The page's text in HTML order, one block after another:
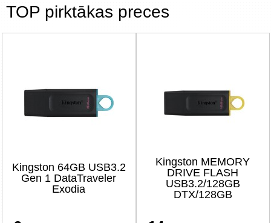
TOP pirktākas preces
Kingston 64GB USB3.2
Gen 1 DataTraveler
Exodia
Kingston MEMORY
DRIVE FLASH
USB3.2/128GB
DTX/128GB